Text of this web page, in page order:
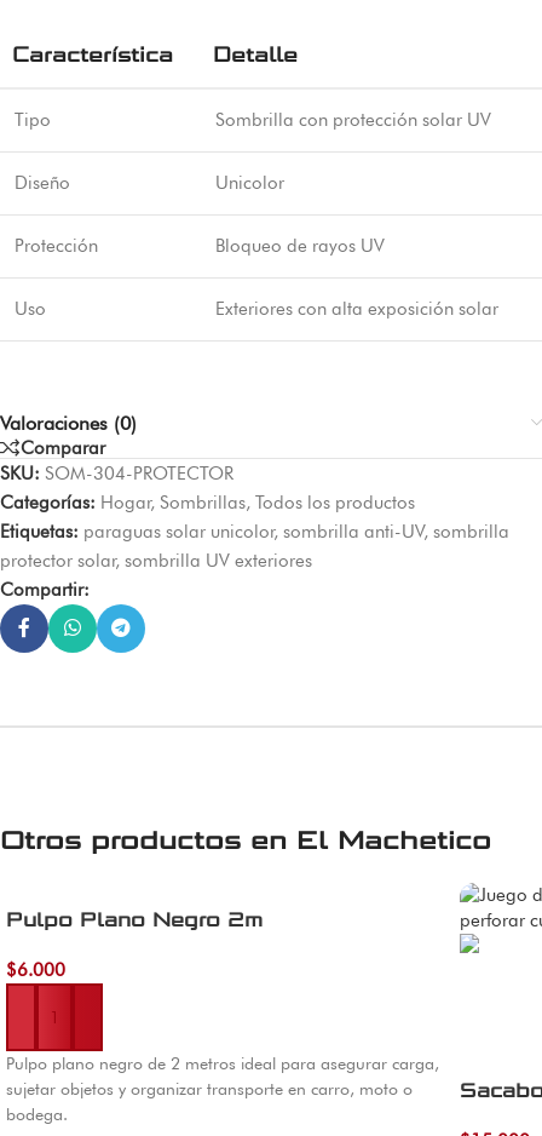
Característica Detalle
Tipo Sombrilla con protección solar UV
Diseño Unicolor
Protección Bloqueo de rayos UV
Uso Exteriores con alta exposición solar
Valoraciones (0)
Comparar
SKU: SOM-304-PROTECTOR
Categorías: Hogar, Sombrillas, Todos los productos
Etiquetas: paraguas solar unicolor, sombrilla anti-UV, sombrilla
protector solar, sombrilla UV exteriores
Compartir:
Otros productos en El Machetico
Pulpo Plano Negro 2m
$6.000
Añadir al carrito
Pulpo plano negro de 2 metros ideal para asegurar carga,
sujetar objetos y organizar transporte en carro, moto o
bodega.